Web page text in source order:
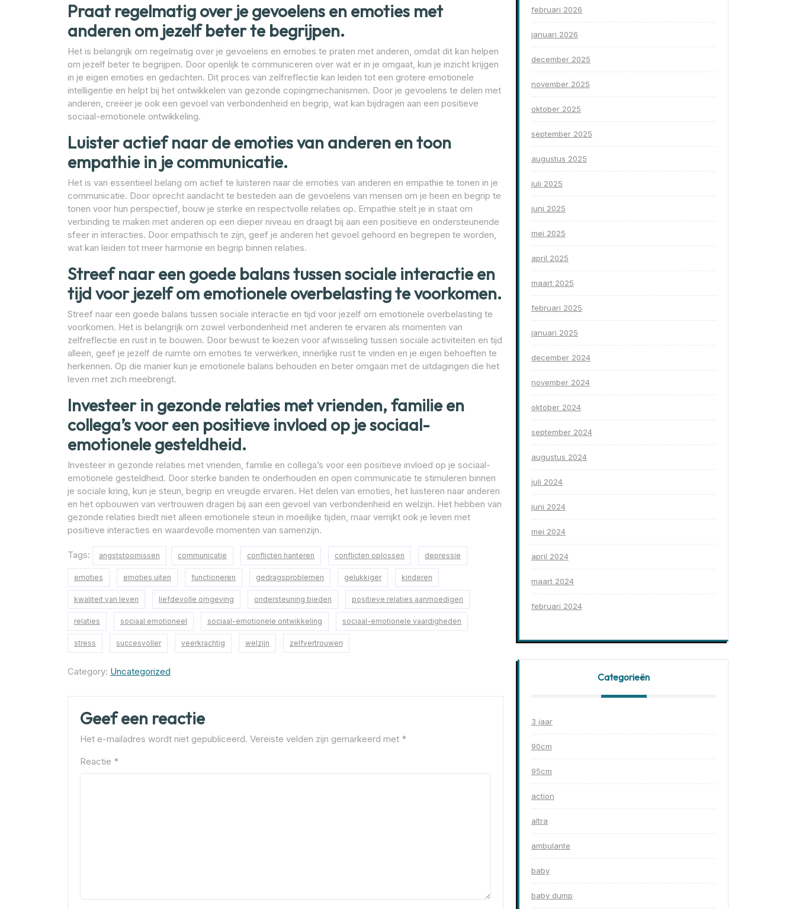
Praat regelmatig over je gevoelens en emoties met
anderen om jezelf beter te begrijpen.
Het is belangrijk om regelmatig over je gevoelens en emoties te praten met anderen, omdat dit kan helpen
om jezelf beter te begrijpen. Door openlijk te communiceren over wat er in je omgaat, kun je inzicht krijgen
in je eigen emoties en gedachten. Dit proces van zelfreflectie kan leiden tot een grotere emotionele
intelligentie en helpt bij het ontwikkelen van gezonde copingmechanismen. Door je gevoelens te delen met
anderen, creëer je ook een gevoel van verbondenheid en begrip, wat kan bijdragen aan een positieve
sociaal-emotionele ontwikkeling.
Luister actief naar de emoties van anderen en toon
empathie in je communicatie.
Het is van essentieel belang om actief te luisteren naar de emoties van anderen en empathie te tonen in je
communicatie. Door oprecht aandacht te besteden aan de gevoelens van mensen om je heen en begrip te
tonen voor hun perspectief, bouw je sterke en respectvolle relaties op. Empathie stelt je in staat om
verbinding te maken met anderen op een dieper niveau en draagt bij aan een positieve en ondersteunende
sfeer in interacties. Door empathisch te zijn, geef je anderen het gevoel gehoord en begrepen te worden,
wat kan leiden tot meer harmonie en begrip binnen relaties.
Streef naar een goede balans tussen sociale interactie en
tijd voor jezelf om emotionele overbelasting te voorkomen.
Streef naar een goede balans tussen sociale interactie en tijd voor jezelf om emotionele overbelasting te
voorkomen. Het is belangrijk om zowel verbondenheid met anderen te ervaren als momenten van
zelfreflectie en rust in te bouwen. Door bewust te kiezen voor afwisseling tussen sociale activiteiten en tijd
alleen, geef je jezelf de ruimte om emoties te verwerken, innerlijke rust te vinden en je eigen behoeften te
herkennen. Op die manier kun je emotionele balans behouden en beter omgaan met de uitdagingen die het
leven met zich meebrengt.
Investeer in gezonde relaties met vrienden, familie en
collega’s voor een positieve invloed op je sociaal-
emotionele gesteldheid.
Investeer in gezonde relaties met vrienden, familie en collega’s voor een positieve invloed op je sociaal-
emotionele gesteldheid. Door sterke banden te onderhouden en open communicatie te stimuleren binnen
je sociale kring, kun je steun, begrip en vreugde ervaren. Het delen van emoties, het luisteren naar anderen
en het opbouwen van vertrouwen dragen bij aan een gevoel van verbondenheid en welzijn. Het hebben van
gezonde relaties biedt niet alleen emotionele steun in moeilijke tijden, maar verrijkt ook je leven met
positieve interacties en waardevolle momenten van samenzijn.
Tags: angststoornissen communicatie conflicten hanteren conflicten oplossen depressie
emoties emoties uiten functioneren gedragsproblemen gelukkiger kinderen
kwaliteit van leven liefdevolle omgeving ondersteuning bieden positieve relaties aanmoedigen
relaties sociaal emotioneel sociaal-emotionele ontwikkeling sociaal-emotionele vaardigheden
stress succesvoller veerkrachtig welzijn zelfvertrouwen
Category: Uncategorized
Geef een reactie
Het e-mailadres wordt niet gepubliceerd. Vereiste velden zijn gemarkeerd met *
Reactie *
februari 2026
januari 2026
december 2025
november 2025
oktober 2025
september 2025
augustus 2025
juli 2025
juni 2025
mei 2025
april 2025
maart 2025
februari 2025
januari 2025
december 2024
november 2024
oktober 2024
september 2024
augustus 2024
juli 2024
juni 2024
mei 2024
april 2024
maart 2024
februari 2024
Categorieën
3 jaar
90cm
95cm
action
altra
ambulante
baby
baby dump